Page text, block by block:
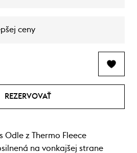
ceny
REZERVOVAŤ
Odle z Thermo Fleece
na vonkajšej strane